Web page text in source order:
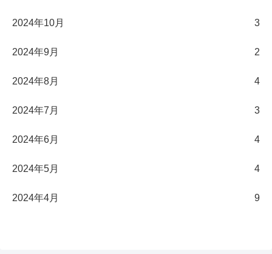
2024年10月 3
2024年9月 2
2024年8月 4
2024年7月 3
2024年6月 4
2024年5月 4
2024年4月 9